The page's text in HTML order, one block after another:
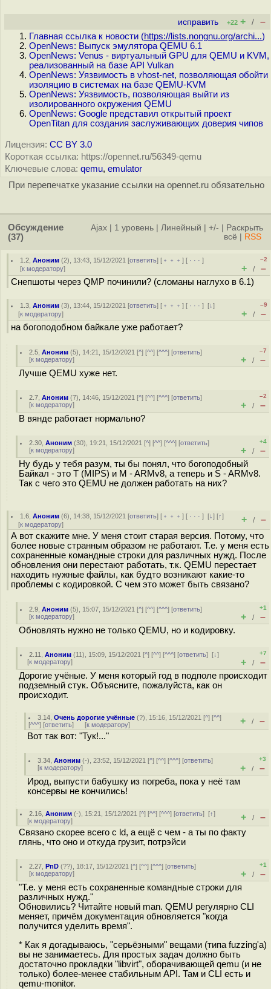
исправить +22 + / –
Главная ссылка к новости (https://lists.nongnu.org/archi...)
OpenNews: Выпуск эмулятора QEMU 6.1
OpenNews: Venus - виртуальный GPU для QEMU и KVM,
реализованный на базе API Vulkan
OpenNews: Уязвимость в vhost-net, позволяющая обойти
изоляцию в системах на базе QEMU-KVM
OpenNews: Уязвимость, позволяющая выйти из
изолированного окружения QEMU
OpenNews: Google представил открытый проект
OpenTitan для создания заслуживающих доверия чипов
Лицензия: CC BY 3.0
Короткая ссылка: https://opennet.ru/56349-qemu
Ключевые слова: qemu, emulator
При перепечатке указание ссылки на opennet.ru обязательно
Обсуждение
(37)
Ajax 1 уровень Линейный +/-
Раскрыть
всё
RSS
1.2 ,Аноним (2), 13:43, 15/12/2021 [ответить] [ ﹢﹢﹢] [ · · ·]
[к модератору]
–2
+ / –
Снепшоты через QMP починили? (сломаны наглухо в 6.1)
1.3 ,Аноним (3), 13:44, 15/12/2021 [ответить] [ ﹢﹢﹢] [ · · ·][↓]
[к модератору]
–9
+ / –
на богоподобном байкале уже работает?
2.5 ,Аноним (5), 14:21, 15/12/2021 [^] [^^] [^^^] [ответить]
[к модератору]
–7
+ / –
Лучше QEMU хуже нет.
2.7 ,Аноним (7), 14:46, 15/12/2021 [^] [^^] [^^^] [ответить]
[к модератору]
–2
+ / –
В вянде работает нормально?
2.30 ,Аноним (30), 19:21, 15/12/2021 [^] [^^] [^^^] [ответить]
[к модератору]
+4
+ / –
Ну будь у тебя разум, ты бы понял, что богоподобный
Байкал - это T (MIPS) и M - ARMv8, а теперь и S - ARMv8.
Так с чего это QEMU не должен работать на них?
1.6 ,Аноним (6), 14:38, 15/12/2021 [ответить] [ ﹢﹢﹢] [ · · ·][↓] [↑]
[к модератору] + / –
А вот скажите мне. У меня стоит старая версия. Потому, что
более новые странным образом не работают. Т.е. у меня есть
сохраненные командные строки для различных нужд. После
обновления они перестают работать, т.к. QEMU перестает
находить нужные файлы, как будто возникают какие-то
проблемы с кодировкой. С чем это может быть связано?
2.9 ,Аноним (5), 15:07, 15/12/2021 [^] [^^] [^^^] [ответить]
[к модератору]
+1
+ / –
Обновлять нужно не только QEMU, но и кодировку.
2.11 ,Аноним (11), 15:09, 15/12/2021 [^] [^^] [^^^] [ответить][↓]
[к модератору]
+7
+ / –
Дорогие учёные. У меня который год в подполе происходит
подземный стук. Объясните, пожалуйста, как он
происходит.
3.14 ,Очень дорогие учённые (?), 15:16, 15/12/2021 [^] [^^]
[^^^] [ответить] [к модератору] + / –
Вот так вот: "Тук!..."
3.34 ,Аноним (-), 23:52, 15/12/2021 [^] [^^] [^^^] [ответить]
[к модератору]
+3
+ / –
Ирод, выпусти бабушку из погреба, пока у неё там
консервы не кончились!
2.16 ,Аноним (-), 15:21, 15/12/2021 [^] [^^] [^^^] [ответить][↑]
[к модератору] + / –
Связано скорее всего с ld, а ещё с чем - а ты по факту
глянь, что оно и откуда грузит, потрэйси
2.27 ,PnD (??), 18:17, 15/12/2021 [^] [^^] [^^^] [ответить]
[к модератору]
+1
+ / –
"Т.е. у меня есть сохраненные командные строки для
различных нужд."
Обновились? Читайте новый man. QEMU регулярно CLI
меняет, причём документация обновляется "когда
получится уделить время".
* Как я догадываюсь, "серьёзными" вещами (типа fuzzing'а)
вы не занимаетесь. Для простых задач должно быть
достаточно прокладки "libvirt", оборачивающей qemu (и не
только) более-менее стабильным API. Там и CLI есть и
qemu-monitor.